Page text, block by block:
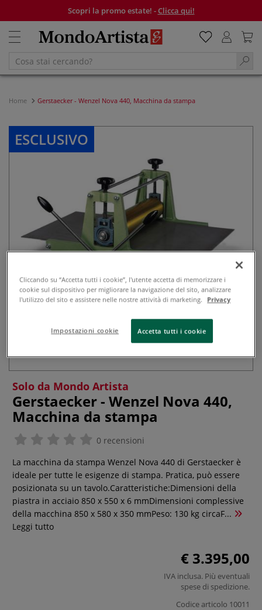
Scopri la promo estate! -Clicca qui!
Home Gerstaecker - Wenzel Nova 440, Macchina da stampa
ESCLUSIVO
Solo da Mondo Artista
Gerstaecker - Wenzel Nova 440,
Macchina da stampa
0 recensioni
La macchina da stampa Wenzel Nova 440 di Gerstaecker è
ideale per tutte le esigenze di stampa. Pratica, può essere
posizionata su un tavolo.Caratteristiche:Dimensioni della
piastra in acciaio 850 x 550 x 6 mmDimensioni complessive
della macchina 850 x 580 x 350 mmPeso: 130 kg circaF...
Leggi tutto
€ 3.395,00
IVA inclusa. Più eventuali
spese di spedizione.
Codice articolo 10011
Cliccando su “Accetta tutti i cookie”, l'utente accetta di memorizzare i
cookie sul dispositivo per migliorare la navigazione del sito, analizzare
l'utilizzo del sito e assistere nelle nostre attività di marketing. Privacy
Impostazioni cookie Accetta tutti i cookie